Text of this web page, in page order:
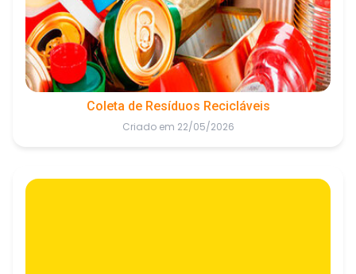
Coleta de Resíduos Recicláveis
Criado em 22/05/2026